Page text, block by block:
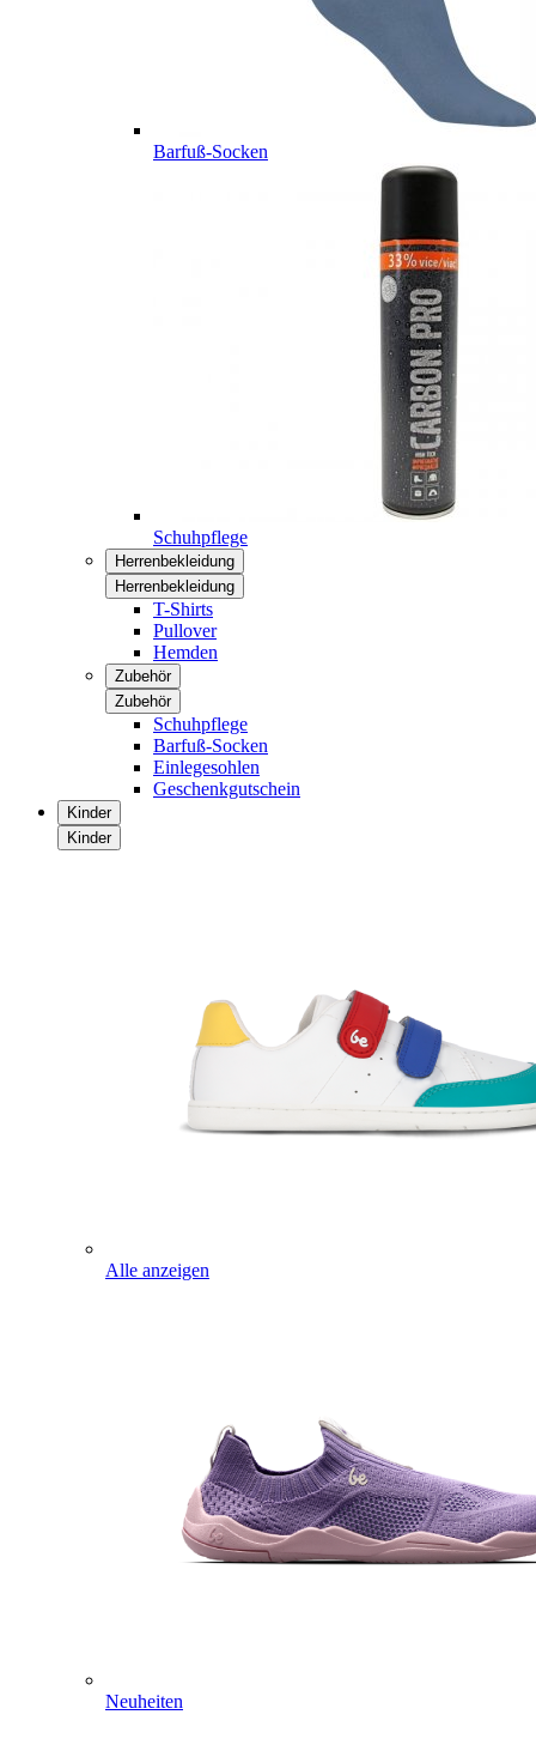
Barfuß-Socken
Schuhpflege
Herrenbekleidung
Herrenbekleidung
T-Shirts
Pullover
Hemden
Zubehör
Zubehör
Schuhpflege
Barfuß-Socken
Einlegesohlen
Geschenkgutschein
Kinder
Kinder
Alle anzeigen
Neuheiten